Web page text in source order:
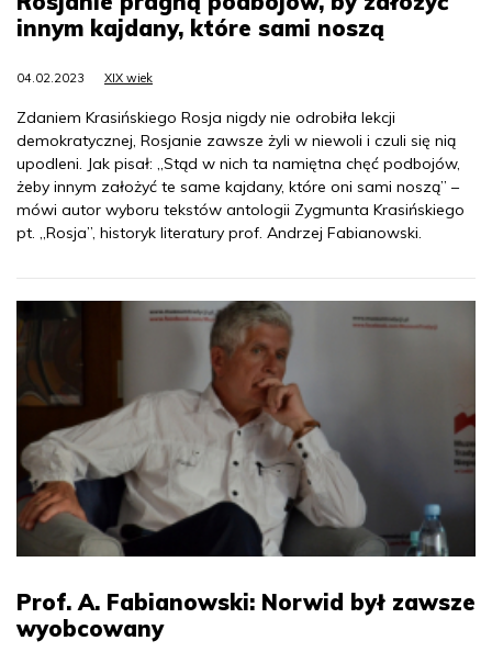
innym kajdany, które sami noszą
04.02.2023 XIX wiek
Zdaniem Krasińskiego Rosja nigdy nie odrobiła lekcji
demokratycznej, Rosjanie zawsze żyli w niewoli i czuli się nią
upodleni. Jak pisał: „Stąd w nich ta namiętna chęć podbojów,
żeby innym założyć te same kajdany, które oni sami noszą” –
mówi autor wyboru tekstów antologii Zygmunta Krasińskiego
pt. „Rosja”, historyk literatury prof. Andrzej Fabianowski.
Prof. A. Fabianowski: Norwid był zawsze
wyobcowany